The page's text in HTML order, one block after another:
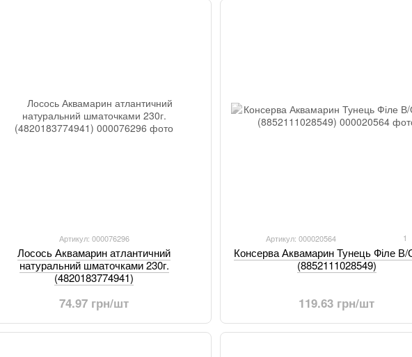
Артикул: 000076296
Лосось Аквамарин атлантичний
натуральний шматочками 230г.
(4820183774941)
74.97 грн/шт
Артикул: 000020564 1
Консерва Аквамарин Тунець Філе В/
(8852111028549)
119.63 грн/шт